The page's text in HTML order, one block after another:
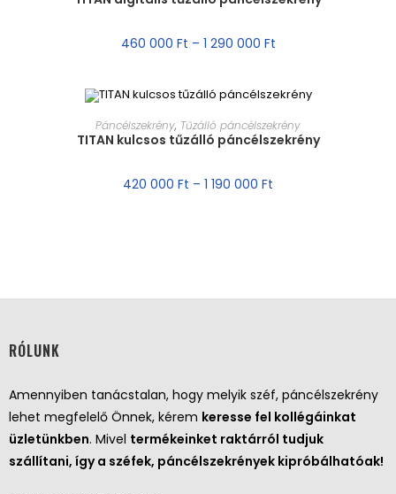
460 000 Ft – 1 290 000 Ft
MÉRET VÁLASZTÁSA
Páncélszekrény, Tűzálló páncélszekrény
TITAN kulcsos tűzálló páncélszekrény
420 000 Ft – 1 190 000 Ft
RÓLUNK
Amennyiben tanácstalan, hogy melyik széf, páncélszekrény
lehet megfelelő Önnek, kérem keresse fel kollégáinkat
üzletünkben. Mivel termékeinket raktárról tudjuk
szállítani, így a széfek, páncélszekrények kipróbálhatóak!